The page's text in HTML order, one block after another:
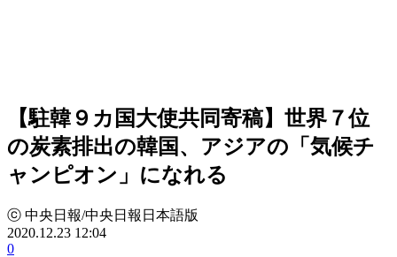
【駐韓９カ国大使共同寄稿】世界７位
の炭素排出の韓国、アジアの「気候チ
ャンピオン」になれる
ⓒ 中央日報/中央日報日本語版
2020.12.23 12:04
0